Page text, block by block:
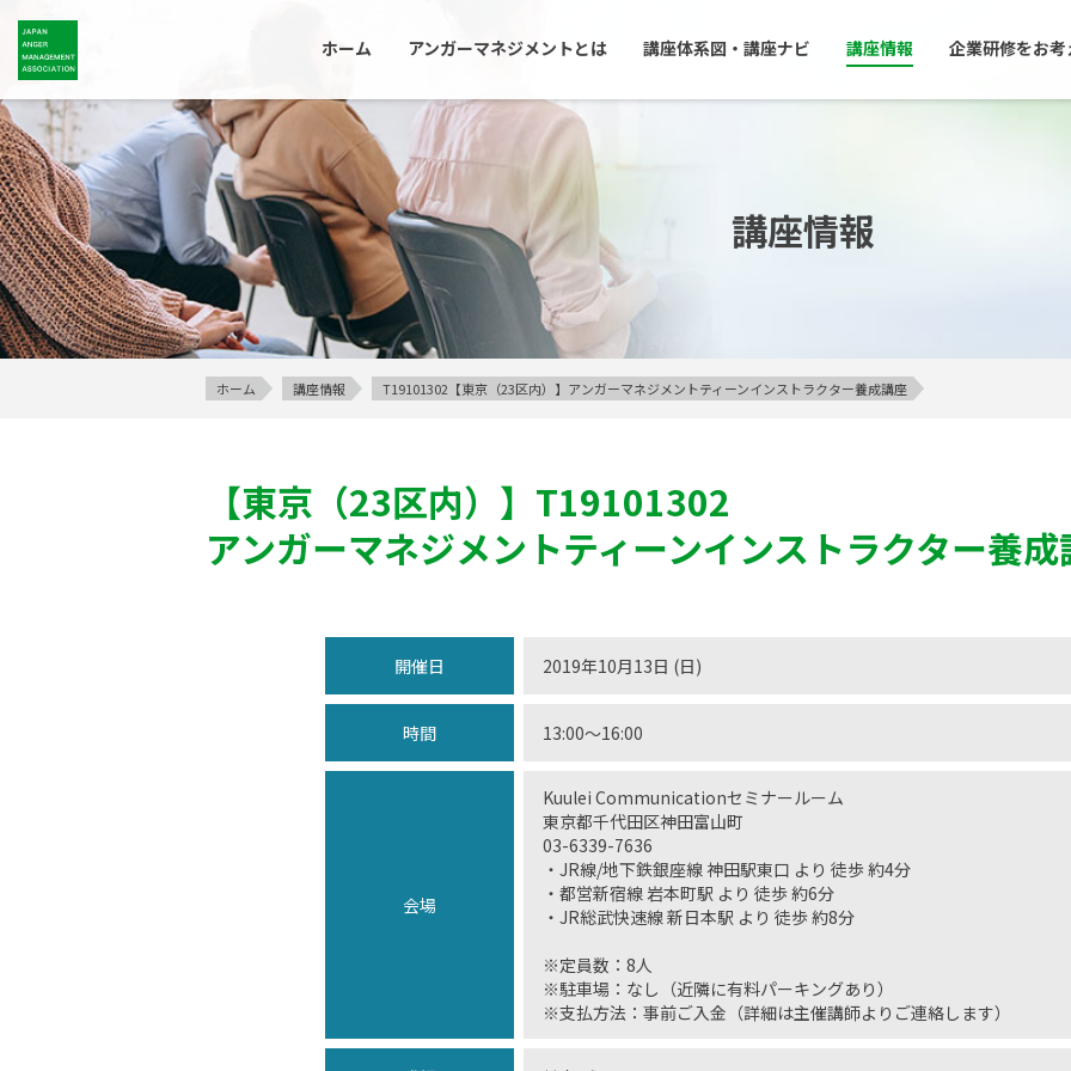
ホーム アンガーマネジメントとは 講座体系図・講座ナビ 講座情報 企業研修をお
講座情報
ホーム 講座情報 T19101302【東京（23区内）】アンガーマネジメントティーンインストラクター養成講座
【東京（23区内）】 T19101302
アンガーマネジメントティーンインストラクター養成
開催日 2019年10月13日 (日)
時間 13:00〜16:00
会場
Kuulei Communicationセミナールーム
東京都千代田区神田富山町
03-6339-7636
・JR線/地下鉄銀座線 神田駅東口 より 徒歩 約4分
・都営新宿線 岩本町駅 より 徒歩 約6分
・JR総武快速線 新日本駅 より 徒歩 約8分
※定員数：8人
※駐車場：なし（近隣に有料パーキングあり）
※支払方法：事前ご入金（詳細は主催講師よりご連絡します）